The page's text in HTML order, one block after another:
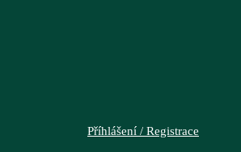
Příhlášení / Registrace